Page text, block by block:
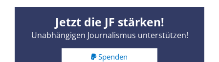
Jetzt die JF stärken!
Unabhängigen Journalismus unterstützen!
Spenden